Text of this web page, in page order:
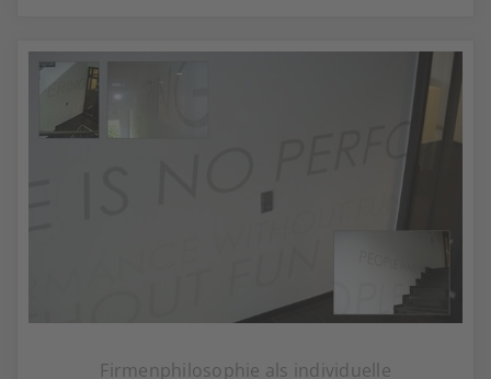
Firmenphilosophie als individuelle